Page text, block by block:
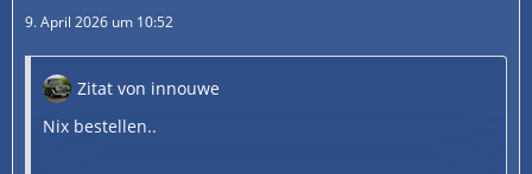
9. April 2026 um 10:52
Zitat von innouwe
Nix bestellen..